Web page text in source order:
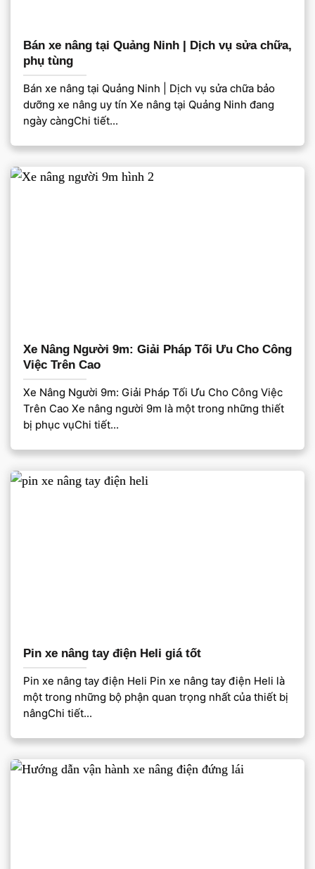
Bán xe nâng tại Quảng Ninh | Dịch vụ sửa chữa,
phụ tùng
Bán xe nâng tại Quảng Ninh | Dịch vụ sửa chữa bảo
dưỡng xe nâng uy tín Xe nâng tại Quảng Ninh đang
ngày càngChi tiết...
Xe Nâng Người 9m: Giải Pháp Tối Ưu Cho Công
Việc Trên Cao
Xe Nâng Người 9m: Giải Pháp Tối Ưu Cho Công Việc
Trên Cao Xe nâng người 9m là một trong những thiết
bị phục vụChi tiết...
Pin xe nâng tay điện Heli giá tốt
Pin xe nâng tay điện Heli Pin xe nâng tay điện Heli là
một trong những bộ phận quan trọng nhất của thiết bị
nângChi tiết...